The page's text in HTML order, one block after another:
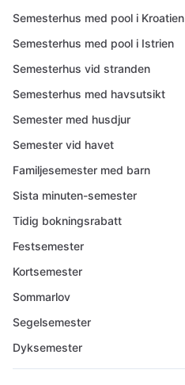
Semesterhus med pool i Kroatien
Semesterhus med pool i Istrien
Semesterhus vid stranden
Semesterhus med havsutsikt
Semester med husdjur
Semester vid havet
Familjesemester med barn
Sista minuten-semester
Tidig bokningsrabatt
Festsemester
Kortsemester
Sommarlov
Segelsemester
Dyksemester